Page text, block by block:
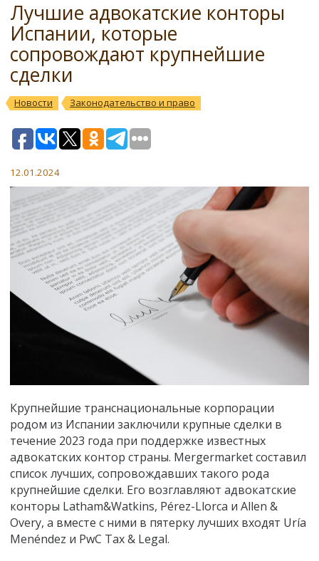
Лучшие адвокатские конторы
Испании, которые
сопровождают крупнейшие
сделки
Новости Законодательство и право
12.01.2024
Крупнейшие транснациональные корпорации
родом из Испании заключили крупные сделки в
течение 2023 года при поддержке известных
адвокатских контор страны. Mergermarket составил
список лучших, сопровождавших такого рода
крупнейшие сделки. Его возглавляют адвокатские
конторы Latham&Watkins, Pérez-Llorca и Allen &
Overy, а вместе с ними в пятерку лучших входят Uría
Menéndez и PwC Tax & Legal.